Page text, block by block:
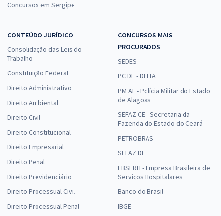
Comprar
à vista
33,33
Economize R$ 99,98 (-20%)
Comprar
Prefeitura de Marau - RS - Contador (Pós-Edital)
R$33,33
Concursos em Sergipe
CONTEÚDO JURÍDICO
Consolidação das Leis do
Trabalho
Constituição Federal
Direito Administrativo
Direito Ambiental
Direito Civil
Direito Constitucional
Direito Empresarial
Direito Penal
Direito Previdenciário
Direito Processual Civil
Direito Processual Penal
CONCURSOS MAIS
PROCURADOS
SEDES
PC DF - DELTA
PM AL - Polícia Militar do Estado
de Alagoas
SEFAZ CE - Secretaria da
Fazenda do Estado do Ceará
PETROBRAS
SEFAZ DF
EBSERH - Empresa Brasileira de
Serviços Hospitalares
Banco do Brasil
IBGE